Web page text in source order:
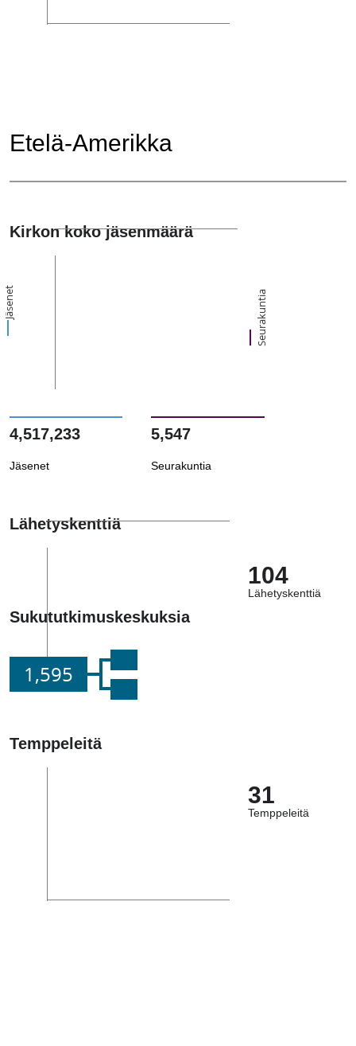
Etelä-Amerikka
Kirkon koko jäsenmäärä
Jäsenet Seurakuntia
4,517,233
Jäsenet
5,547
Seurakuntia
Lähetyskenttiä
104
Lähetyskenttiä
Sukututkimuskeskuksia
1,595
Temppeleitä
31
Temppeleitä